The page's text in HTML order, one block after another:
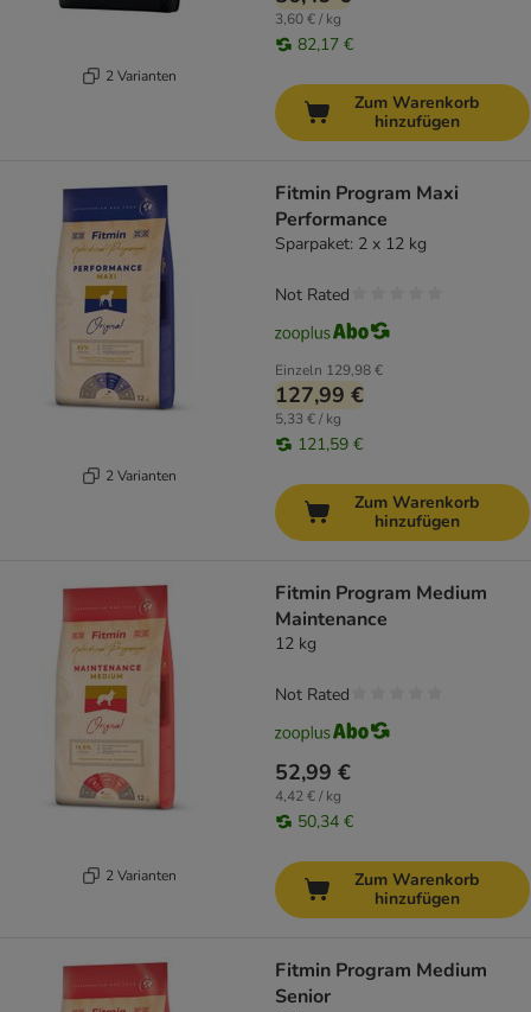
2 Varianten
3,60 € / kg
82,17 €
Zum Warenkorb
hinzufügen
2 Varianten
Fitmin Program Maxi
Performance
Sparpaket: 2 x 12 kg
Einzeln 129,98 €
127,99 €
5,33 € / kg
121,59 €
Not Rated
Zum Warenkorb
hinzufügen
2 Varianten
Fitmin Program Medium
Maintenance
12 kg
52,99 €
4,42 € / kg
50,34 €
Not Rated
Zum Warenkorb
hinzufügen
Fitmin Program Medium
Senior